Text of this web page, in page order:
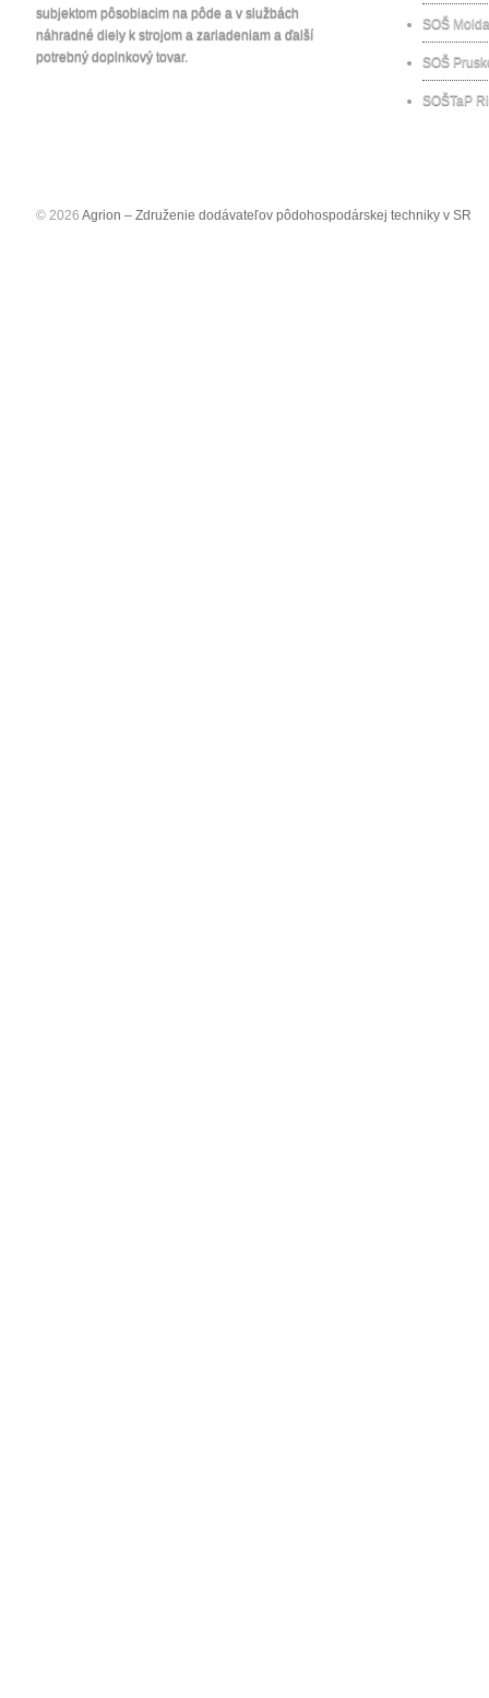
subjektom pôsobiacim na pôde a v službách
náhradné diely k strojom a zariadeniam a ďalší
potrebný doplnkový tovar.
SOŠ
SOŠ
SOŠTaP
© 2026 Agrion – Združenie dodávateľov pôdohospodárskej techniky v SR